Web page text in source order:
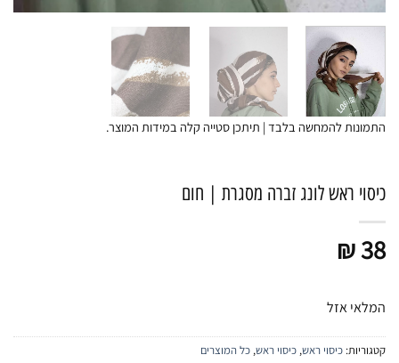
התמונות להמחשה בלבד | תיתכן סטייה קלה במידות המוצר.
כיסוי ראש לונג זברה מסגרת | חום
₪38
המלאי אזל
קטגוריות: כיסוי ראש, כיסוי ראש, כל המוצרים